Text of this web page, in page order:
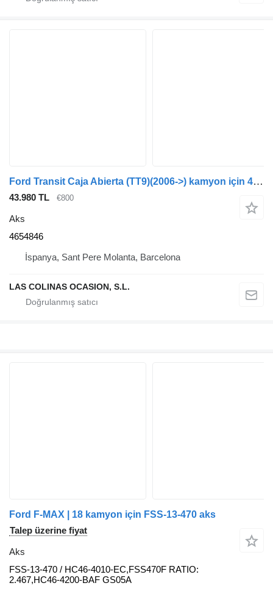
Ford Transit Caja Abierta (TT9)(2006->) kamyon için 4654846 aks
43.980 TL €800
Aks
4654846
İspanya, Sant Pere Molanta, Barcelona
LAS COLINAS OCASION, S.L.
Ford F-MAX | 18 kamyon için FSS-13-470 aks
Talep üzerine fiyat
Aks
FSS-13-470 / HC46-4010-EC,FSS470F RATIO:
2.467,HC46-4200-BAF GS05A